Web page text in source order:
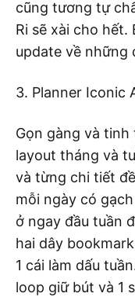
cũng tương tự
Ri sẽ xài cho hết.
update về những
3. Planner Iconic
Gọn gàng và tinh
layout tháng và
và từng chi tiết
mỗi ngày có
ở ngay đầu tuần
hai dây
1 cái làm dấu
loop giữ bút và 1